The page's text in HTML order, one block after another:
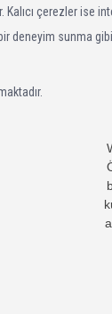
Kalıcı çerezler
deneyim sunma